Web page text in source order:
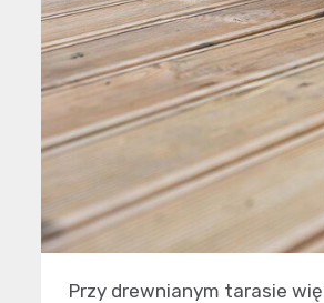
Przy drewnianym tarasie